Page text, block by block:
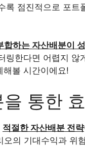
록 점진적으로 포
하는 자산배분이
링한다면 어렵지
해볼 시간이에요!
통한
적절한 자산배분 전략
오의 기대수익과 위